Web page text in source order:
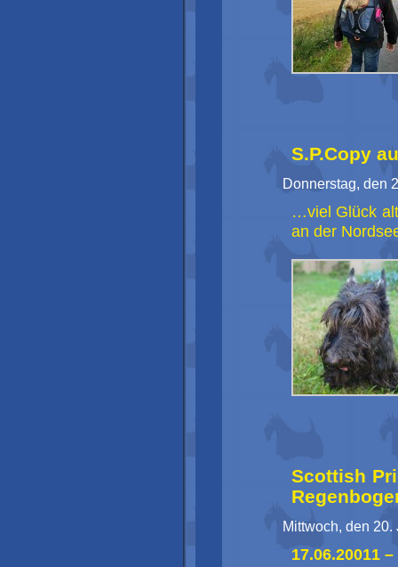
S.P.Copy
Donnerstag, den
…viel Glück
an der
Scottish
Mittwoch, den 20.
17.06.20011